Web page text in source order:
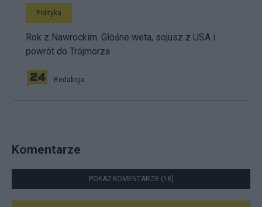
Polityka
Rok z Nawrockim. Głośne weta, sojusz z USA i
powrót do Trójmorza
Redakcja
Komentarze
POKAŻ KOMENTARZE (18)